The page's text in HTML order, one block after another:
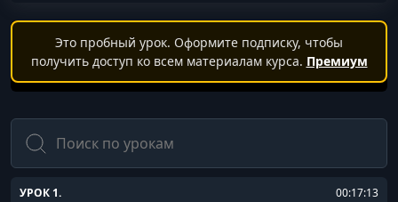
Это пробный урок. Оформите подписку, чтобы
получить доступ ко всем материалам курса. Премиум
Поиск
УРОК 1. 00:17:13